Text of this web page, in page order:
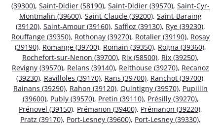
(39300), Saint-Didier (58190), Saint-Didier (39570), Saint-Cyr-
Montmalin (39600), Saint-Claude (39200), Saint-Baraing
(39120), Saint-Amour (39160), Saffloz (39130), Rye (39230),
Rouffange (39350), Rothonay (39270), Rotalier (39190), Rosay
(39190), Romange (39700), Romain (39350), Rogna (39360),
Rochefort-sur-Nenon (39700), Rix (58500), Rix (39250),
Revigny (39570), Relans (39140), Reithouse (39270), Recanoz
(39230), Ravilloles (39170), Rans (39700), Ranchot (39700),
Rainans (39290), Rahon (39120), Quintigny (39570), Pupillin
(39600), Publy (39570), Pretin (39110), Présilly (39270),
Prénovel (39150), Prémanon (39400), Prémanon (39220),
Pratz (39170), Port-Lesney (39600), Port-Lesney (39330),